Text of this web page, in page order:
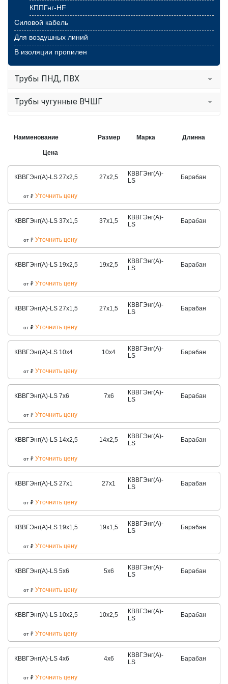
КППГнг-HF
Силовой кабель
Для воздушных линий
В изоляции пропилен
Трубы ПНД, ПВХ
Трубы чугунные ВЧШГ
Наименование Размер Марка Длинна
Цена
КВВГЭнг(А)-LS 27х2,5 27х2,5
КВВГЭнг(А)-
LS
Барабан
от ₽ Уточнить цену
КВВГЭнг(А)-LS 37х1,5 37х1,5
КВВГЭнг(А)-
LS
Барабан
от ₽ Уточнить цену
КВВГЭнг(А)-LS 19х2,5 19х2,5
КВВГЭнг(А)-
LS
Барабан
от ₽ Уточнить цену
КВВГЭнг(А)-LS 27х1,5 27х1,5
КВВГЭнг(А)-
LS
Барабан
от ₽ Уточнить цену
КВВГЭнг(А)-LS 10х4 10х4
КВВГЭнг(А)-
LS
Барабан
от ₽ Уточнить цену
КВВГЭнг(А)-LS 7х6 7х6
КВВГЭнг(А)-
LS
Барабан
от ₽ Уточнить цену
КВВГЭнг(А)-LS 14х2,5 14х2,5
КВВГЭнг(А)-
LS
Барабан
от ₽ Уточнить цену
КВВГЭнг(А)-LS 27х1 27х1
КВВГЭнг(А)-
LS
Барабан
от ₽ Уточнить цену
КВВГЭнг(А)-LS 19х1,5 19х1,5
КВВГЭнг(А)-
LS
Барабан
от ₽ Уточнить цену
КВВГЭнг(А)-LS 5х6 5х6
КВВГЭнг(А)-
LS
Барабан
от ₽ Уточнить цену
КВВГЭнг(А)-LS 10х2,5 10х2,5
КВВГЭнг(А)-
LS
Барабан
от ₽ Уточнить цену
КВВГЭнг(А)-LS 4х6 4х6
КВВГЭнг(А)-
LS
Барабан
от ₽ Уточнить цену